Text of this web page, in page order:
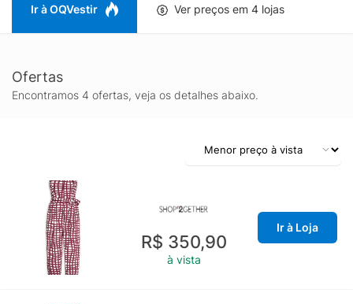
Ir à OQVestir Ver preços em 4 lojas
Ofertas
Encontramos 4 ofertas, veja os detalhes abaixo.
R$ 350,90
à vista
Ir à Loja